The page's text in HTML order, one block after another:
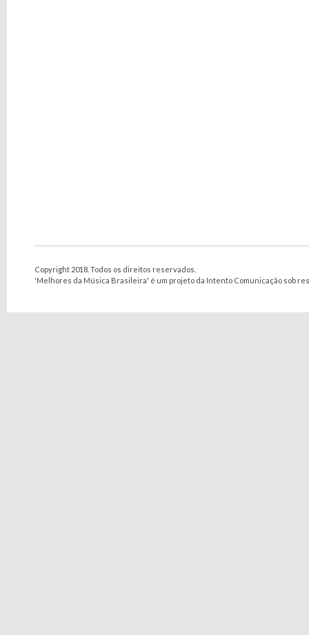
Copyright 2018. Todos os direitos reservados.
'Melhores da Música Brasileira' é um projeto da Intento Comunicação sob